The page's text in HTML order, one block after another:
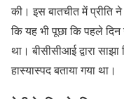
की। इस बातचीत में
कि यह भी पूछा कि पहले दिन
था। बीसीसीआई द्वारा
हास्यास्पद बताया गया था।